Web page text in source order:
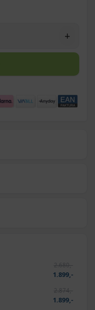
+
2.680,-
1.899,-
2.874,-
1.899,-